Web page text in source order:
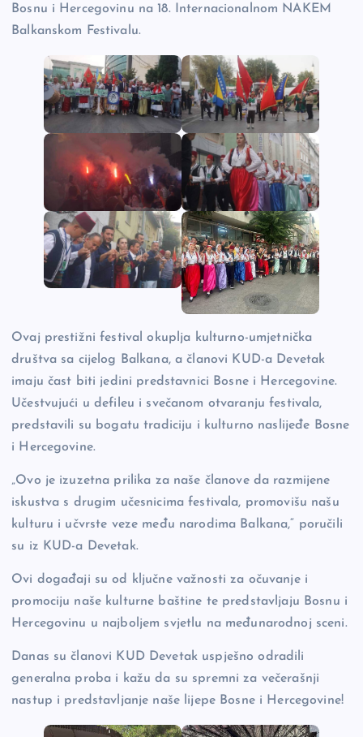
Bosnu i Hercegovinu na 18. Internacionalnom NAKEM
Balkanskom Festivalu.
Ovaj prestižni festival okuplja kulturno-umjetnička
društva sa cijelog Balkana, a članovi KUD-a Devetak
imaju čast biti jedini predstavnici Bosne i Hercegovine.
Učestvujući u defileu i svečanom otvaranju festivala,
predstavili su bogatu tradiciju i kulturno naslijeđe Bosne
i Hercegovine.
„Ovo je izuzetna prilika za naše članove da razmijene
iskustva s drugim učesnicima festivala, promovišu našu
kulturu i učvrste veze među narodima Balkana,“ poručili
su iz KUD-a Devetak.
Ovi događaji su od ključne važnosti za očuvanje i
promociju naše kulturne baštine te predstavljaju Bosnu i
Hercegovinu u najboljem svjetlu na međunarodnoj sceni.
Danas su članovi KUD Devetak uspješno odradili
generalna proba i kažu da su spremni za večerašnji
nastup i predstavljanje naše lijepe Bosne i Hercegovine!